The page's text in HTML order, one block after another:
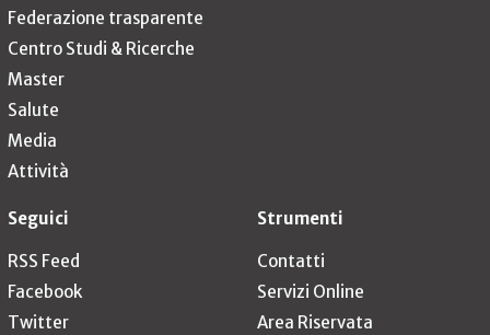
Federazione trasparente
Centro Studi & Ricerche
Master
Salute
Media
Attività
Seguici
RSS Feed
Facebook
Twitter
Strumenti
Contatti
Servizi Online
Area Riservata